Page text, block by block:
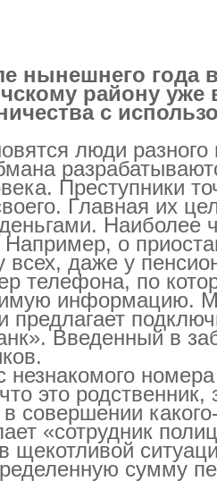
нынешнего года
району уже
с
люди разного
Преступники
Главная их
Наиболее
о
всех, даже у
телефона, по
информацию.
предлагает
Введенный в
незнакомого
это родственник,
совершении
«сотрудник
сумму